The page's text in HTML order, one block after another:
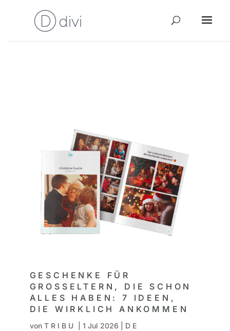
GESCHENKE FÜR
GROSSELTERN, DIE SCHON A
LLES HABEN: 7 IDEEN, D
IE WIRKLICH ANKOMMEN
von TRIBU 1 Jul 2026 DE